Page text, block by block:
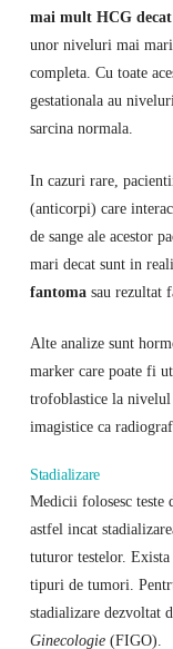
mai mult HCG
unor niveluri mai mari
completa. Cu toate
gestationala au
sarcina normala.
In cazuri rare,
(anticorpi) care
de sange ale acestor
mari decat sunt in
fantomasau rezultat
Alte analize sunt
marker care poate fi
trofoblastice la
imagistice ca
Stadializare
Medicii folosesc teste
astfel incat
tuturor testelor.
tipuri de tumori.
stadializare dezvoltat
Ginecologie(FIGO).